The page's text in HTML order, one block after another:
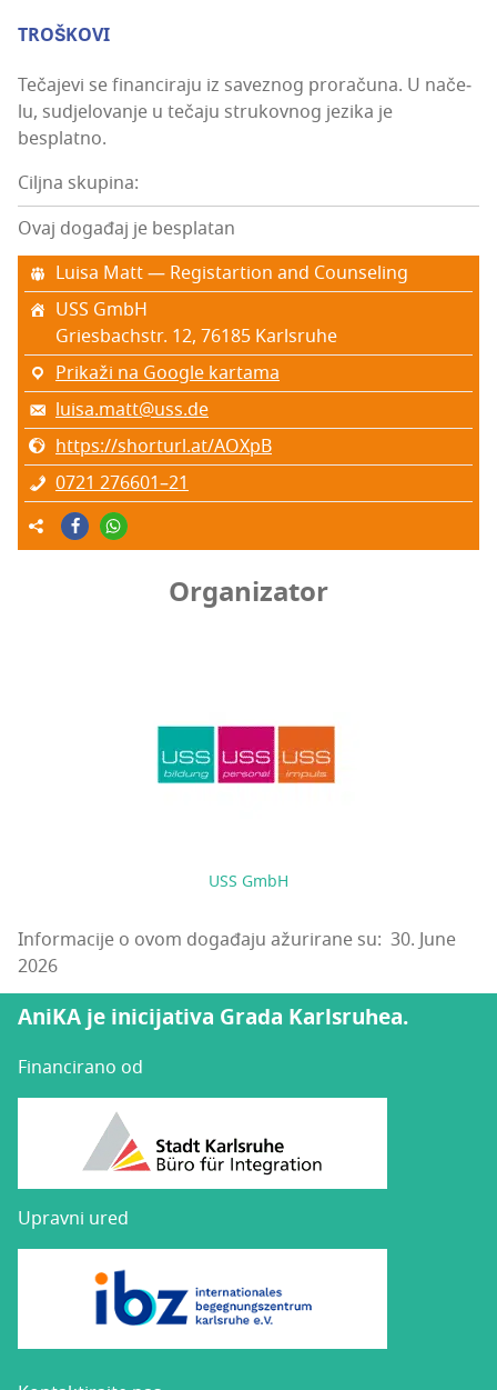
TROŠKOVI
Teča­je­vi se finan­ci­ra­ju iz savez­nog pro­ra­ču­na. U nače­
lu, sudje­lo­va­nje u teča­ju stru­kov­nog jezi­ka je
besplatno.
Ciljna skupina:
Ovaj događaj je besplatan
Luisa Matt — Regis­tar­ti­on and Counseling
USS GmbH
Gri­esbac­h­str. 12, 76185 Kar­l­sru­he
Prikaži na Google kartama
luisa.matt@uss.de
https://shorturl.at/AOXpB
0721 276601–21
Organizator
USS GmbH
Informacije o ovom događaju ažurirane su: 30. June
2026
AniKA je inicijativa Grada Karlsruhea.
Financirano od
Upravni ured